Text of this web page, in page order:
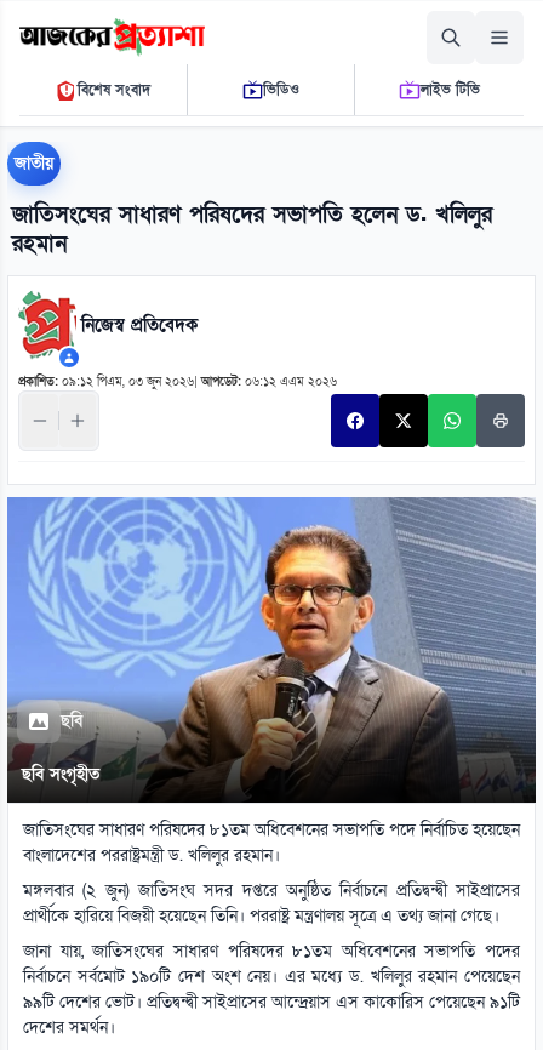
শুক্রবার, ০৭ আগস্ট ২০২৬
১১:২৯:১২ পি.এম.THE DAILY AJKER PROTTASHA
বিশেষ সংবাদ ভিডিও লাইভ টিভি
জাতীয়
জাতিসংঘের সাধারণ পরিষদের সভাপতি হলেন ড. খলিলুর
রহমান
নিজেস্ব প্রতিবেদক
প্রকাশিত: ০৯:১২ পিএম, ০৩ জুন ২০২৬ |আপডেট: ০৬:১২ এএম ২০২৬
ছবি
ছবি সংগৃহীত
জাতিসংঘের সাধারণ পরিষদের ৮১তম অধিবেশনের সভাপতি পদে নির্বাচিত হয়েছেন
বাংলাদেশের পররাষ্ট্রমন্ত্রী ড. খলিলুর রহমান।
মঙ্গলবার (২ জুন) জাতিসংঘ সদর দপ্তরে অনুষ্ঠিত নির্বাচনে প্রতিদ্বন্দ্বী সাইপ্রাসের
প্রার্থীকে হারিয়ে বিজয়ী হয়েছেন তিনি। পররাষ্ট্র মন্ত্রণালয় সূত্রে এ তথ্য জানা গেছে।
জানা যায়, জাতিসংঘের সাধারণ পরিষদের ৮১তম অধিবেশনের সভাপতি পদের
নির্বাচনে সর্বমোট ১৯০টি দেশ অংশ নেয়। এর মধ্যে ড. খলিলুর রহমান পেয়েছেন
৯৯টি দেশের ভোট। প্রতিদ্বন্দ্বী সাইপ্রাসের আন্দ্রেয়াস এস কাকোরিস পেয়েছেন ৯১টি
দেশের সমর্থন।